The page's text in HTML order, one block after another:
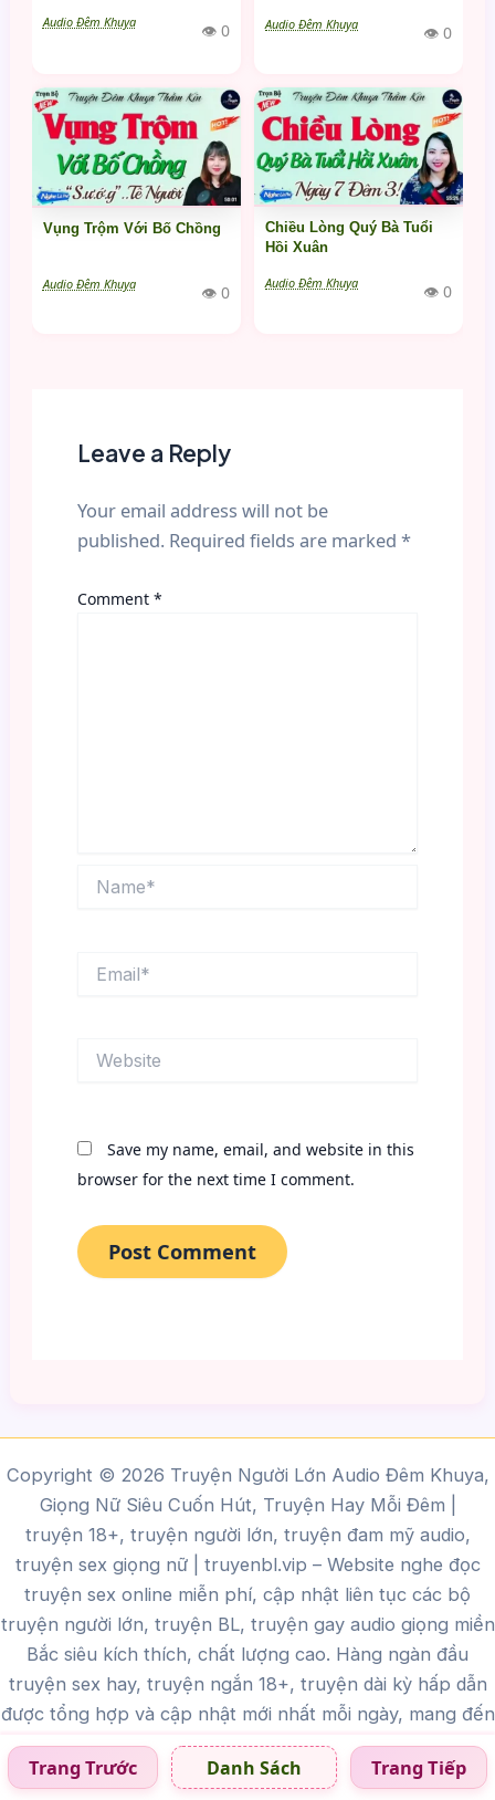
Audio Đêm Khuya 👁 0 Audio Đêm Khuya 👁 0
Vụng Trộm Với Bố Chồng
Audio Đêm Khuya 👁 0
Chiều Lòng Quý Bà Tuổi
Hồi Xuân
Audio Đêm Khuya 👁 0
Leave a Reply
Your email address will not be
published. Required fields are marked *
Comment *
Save my name, email, and website in this
browser for the next time I comment.
Trang Trước Danh Sách Trang Tiếp
Copyright © 2026 Truyện Người Lớn Audio Đêm Khuya,
Giọng Nữ Siêu Cuốn Hút, Truyện Hay Mỗi Đêm |
truyện 18+, truyện người lớn, truyện đam mỹ audio,
truyện sex giọng nữ | truyenbl.vip – Website nghe đọc
truyện sex online miễn phí, cập nhật liên tục các bộ
truyện người lớn, truyện BL, truyện gay audio giọng miền
Bắc siêu kích thích, chất lượng cao. Hàng ngàn đầu
truyện sex hay, truyện ngắn 18+, truyện dài kỳ hấp dẫn
được tổng hợp và cập nhật mới nhất mỗi ngày, mang đến
khoái cảm đỉnh cao cho bạn.
Lưu ý quan trọng: Mọi câu chuyện trên website đều là